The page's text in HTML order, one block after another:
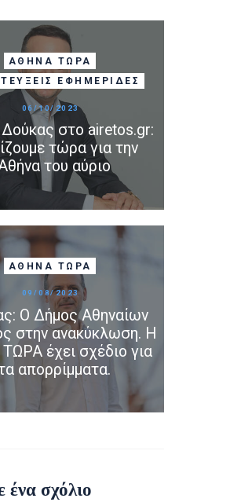
ΑΘΉΝΑ ΤΩΡΑ
ΕΦΗΜΕΡΊΔΕΣ
06/10/2023
στο airetos.gr:
τώρα για την
του αύριο
ΑΘΉΝΑ ΤΩΡΑ
09/08/2023
Ο Δήμος Αθηναίων
στην ανακύκλωση. Η
έχει σχέδιο για
απορρίμματα.
σχόλιο